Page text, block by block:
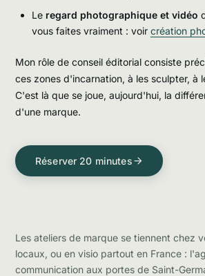
Le regard photographique et vidéo
vous faites vraiment : voir création
Mon rôle de conseil éditorial consiste
ces zones d'incarnation, à les sculpter, à
C'est là que se joue, aujourd'hui, la
d'une marque.
Réserver 20 minutes
Les ateliers de marque se tiennent chez
locaux, ou en visio partout en France : l'
communication aux portes de Saint-